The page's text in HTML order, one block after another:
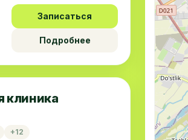
Записаться
Подробнее
клиника
+12